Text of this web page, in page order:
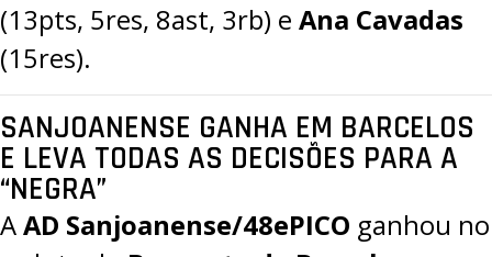
(13pts, 5res, 8ast, 3rb) e Ana Cavadas
(15res).
SANJOANENSE GANHA EM BARCELOS
E LEVA TODAS AS DECISÕES PARA A
“NEGRA”
AAD Sanjoanense/48ePICO ganhou no